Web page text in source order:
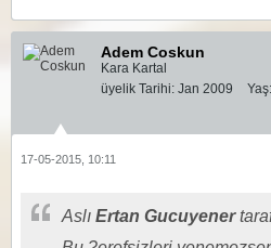
Adem Coskun
Kara Kartal
üyelik Tarihi: Jan 2009 Yaş:
17-05-2015, 10:11
Aslı Ertan Gucuyener